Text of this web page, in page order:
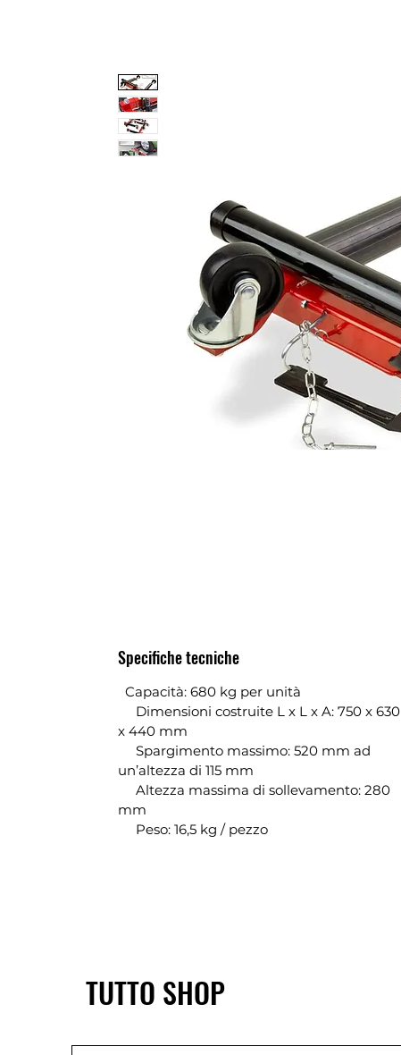
Specifiche tecniche
Capacità: 680 kg per unità
Dimensioni costruite L x L x A: 750 x 630
x 440 mm
Spargimento massimo: 520 mm ad
un’altezza di 115 mm
Altezza massima di sollevamento: 280
mm
Peso: 16,5 kg / pezzo
TUTTO SHOP